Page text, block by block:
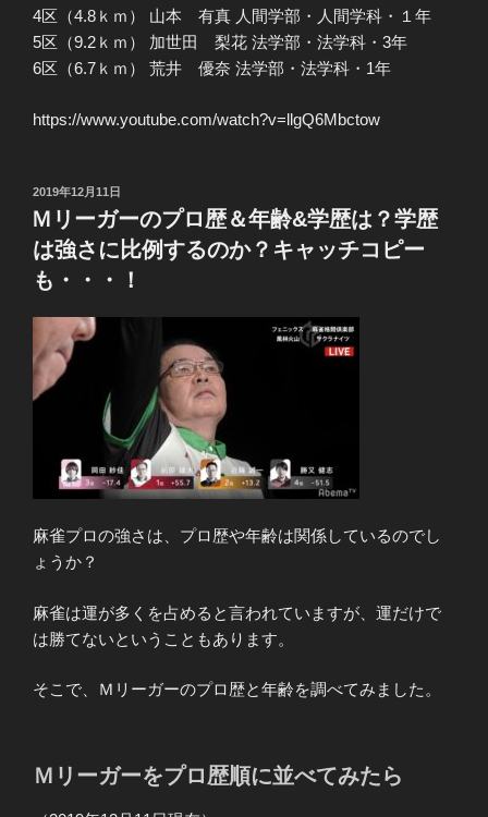
4区（4.8ｋｍ） 山本 有真 人間学部・人間学科・１年
5区（9.2ｋｍ） 加世田 梨花 法学部・法学科・3年
6区（6.7ｋｍ） 荒井 優奈 法学部・法学科・1年
https://www.youtube.com/watch?v=llgQ6Mbctow
投
稿
日:
2019年12月11日
Ｍリーガーのプロ歴＆年齢&学歴は？学歴
は強さに比例するのか？キャッチコピー
も・・・！
麻雀プロの強さは、プロ歴や年齢は関係しているのでし
ょうか？
麻雀は運が多くを占めると言われていますが、運だけで
は勝てないということもあります。
そこで、Ｍリーガーのプロ歴と年齢を調べてみました。
Ｍリーガーをプロ歴順に並べてみたら